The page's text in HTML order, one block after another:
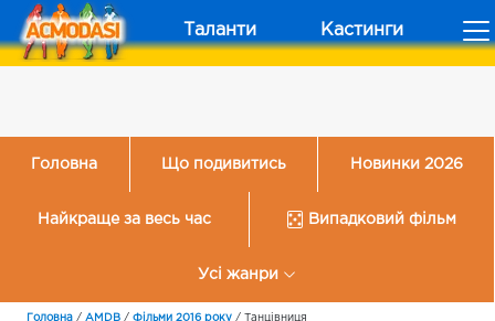
Таланти Кастинги
Головна Що подивитись Новинки 2026
Найкраще за весь час Випадковий фільм
Усі жанри
Головна / AMDB / Фільми 2016 року / Танцівниця